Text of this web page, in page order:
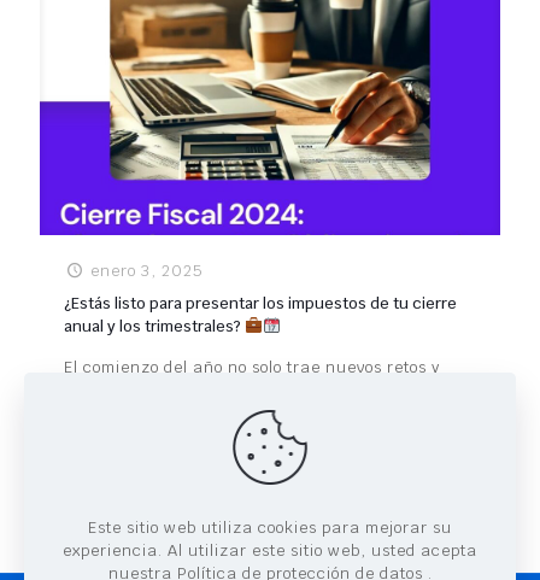
enero 3, 2025
¿Estás listo para presentar los impuestos de tu cierre
anual y los trimestrales?
El comienzo del año no solo trae nuevos retos y
clave que deben cumplirse para mantener tu
negocio en regla. Este […]
Este sitio web utiliza cookies para mejorar su
experiencia. Al utilizar este sitio web, usted acepta
nuestra Política de protección de datos .